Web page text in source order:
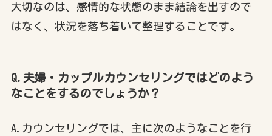
大切なのは、感情的な状態のまま結論を出すので
はなく、状況を落ち着いて整理することです。
Q.夫婦・カップルカウンセリングではどのよう
なことをするのでしょうか？
A.カウンセリングでは、主に次のようなことを行